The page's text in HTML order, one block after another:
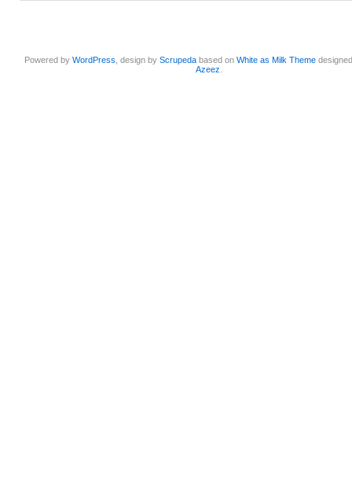
Powered byWordPress , design byScrupeda based onWhite as Milk Theme
Azeez